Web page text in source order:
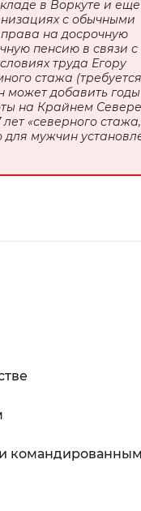
в Воркуте и еще
с обычными
на досрочную
пенсию в связи с
труда Егору
стажа (требуется
может добавить годы
на Крайнем
«северного стажа,
мужчин